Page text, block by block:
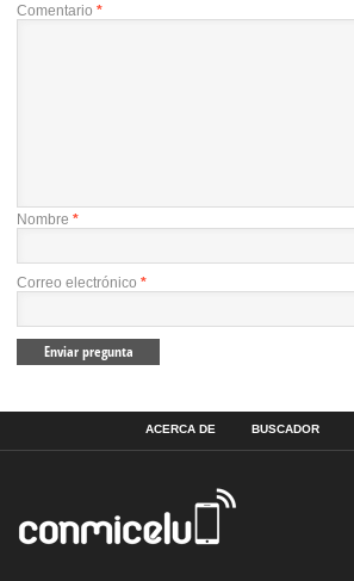
Comentario *
Nombre *
Correo electrónico *
ACERCA DE BUSCADOR